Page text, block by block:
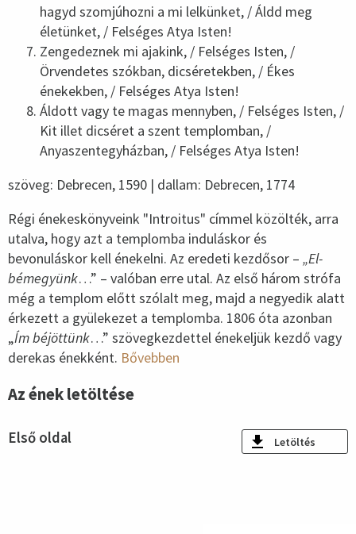
hagyd szomjúhozni a mi lelkünket, / Áldd meg
életünket, / Felséges Atya Isten!
Zengedeznek mi ajakink, / Felséges Isten, /
Örvendetes szókban, dicséretekben, / Ékes
énekekben, / Felséges Atya Isten!
Áldott vagy te magas mennyben, / Felséges Isten, /
Kit illet dicséret a szent templomban, /
Anyaszentegyházban, / Felséges Atya Isten!
szöveg: Debrecen, 1590 | dallam: Debrecen, 1774
Régi énekeskönyveink "Introitus" címmel közölték, arra
utalva, hogy azt a templomba induláskor és
bevonuláskor kell énekelni. Az eredeti kezdősor – „El-
bémegyünk…” – valóban erre utal. Az első három strófa
még a templom előtt szólalt meg, majd a negyedik alatt
érkezett a gyülekezet a templomba. 1806 óta azonban
„Ím béjöttünk…” szövegkezdettel énekeljük kezdő vagy
derekas énekként. Bővebben
Az ének letöltése
Első oldal Letöltés